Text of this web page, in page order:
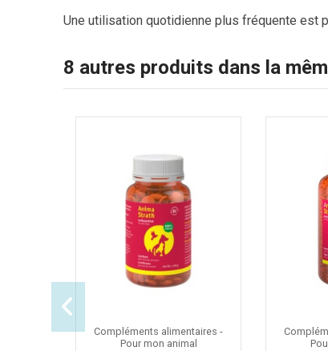
Une utilisation quotidienne plus fréquente est
8 autres produits dans la
Compléments alimentaires -
Pour mon animal